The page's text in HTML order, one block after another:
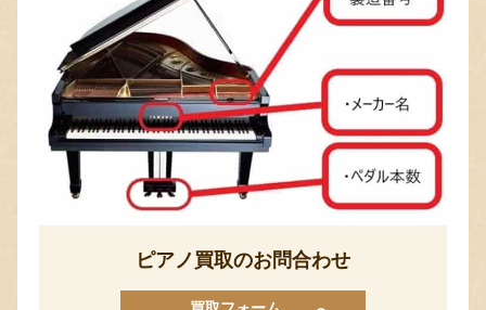
ピアノ買取のお問合わせ